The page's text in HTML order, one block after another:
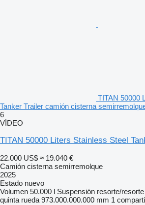
TITAN 50000
Tanker Trailer camión cisterna
6
VÍDEO
TITAN 50000 Liters Stainless Steel
22.000 US$ ≈ 19.040 €
Camión cisterna semirremolque
2025
Estado nuevo
Volumen 50.000 l Suspensión resorte/resorte
quinta rueda 973.000.000.000 mm 1